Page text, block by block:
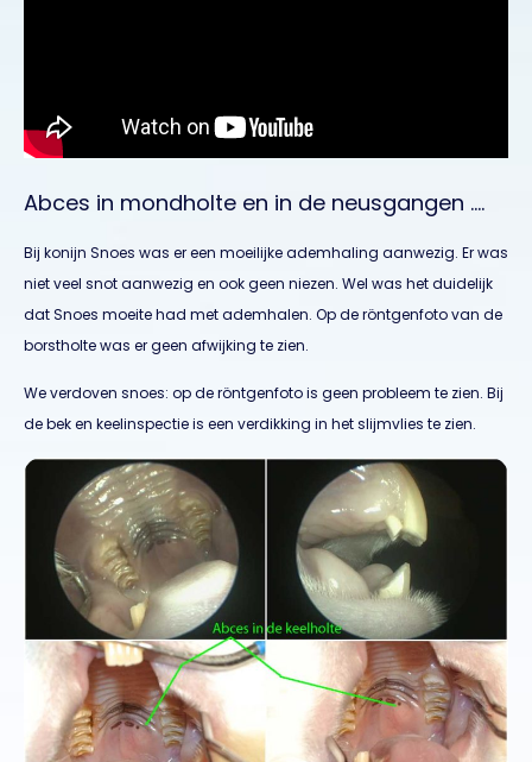
Abces in mondholte en in de neusgangen ….
Bij konijn Snoes was er een moeilijke ademhaling aanwezig. Er was
niet veel snot aanwezig en ook geen niezen. Wel was het duidelijk
dat Snoes moeite had met ademhalen. Op de röntgenfoto van de
borstholte was er geen afwijking te zien.
We verdoven snoes: op de röntgenfoto is geen probleem te zien. Bij
de bek en keelinspectie is een verdikking in het slijmvlies te zien.